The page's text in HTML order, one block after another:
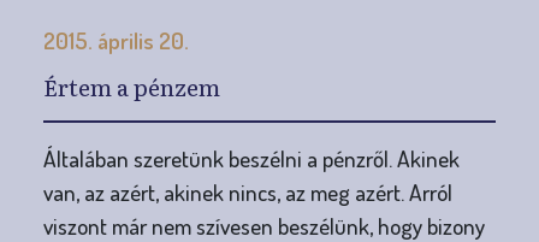
2015. április 20.
Értem a pénzem
Általában szeretünk beszélni a pénzről. Akinek
van, az azért, akinek nincs, az meg azért. Arról
viszont már nem szívesen beszélünk, hogy bizony